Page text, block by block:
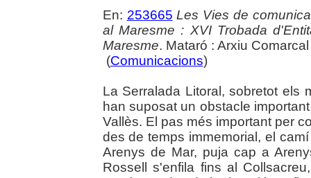
En: 253665 Les Vies de
al Maresme : XVI Trobada
Maresme. Mataró : Arxiu
(Comunicacions)
La Serralada Litoral, sobretot els
han suposat un obstacle
Vallès. El pas més important per
des de temps immemorial, el
Arenys de Mar, puja cap a
Rossell s'enfila fins al